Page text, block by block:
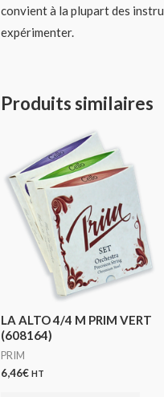
convient à la plupart des
expérimenter.
Produits similaires
LA ALTO 4/4 M PRIM VERT
(608164)
PRIM
6,46€ HT